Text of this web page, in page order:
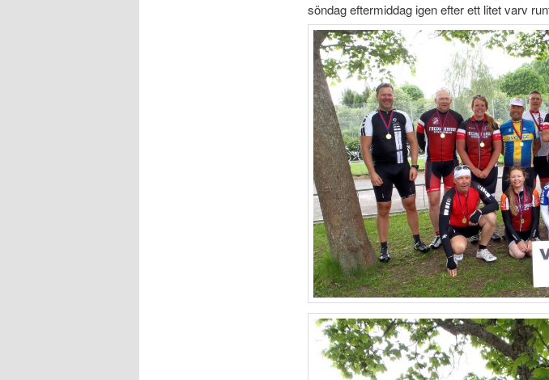
söndag eftermiddag igen efter ett litet varv